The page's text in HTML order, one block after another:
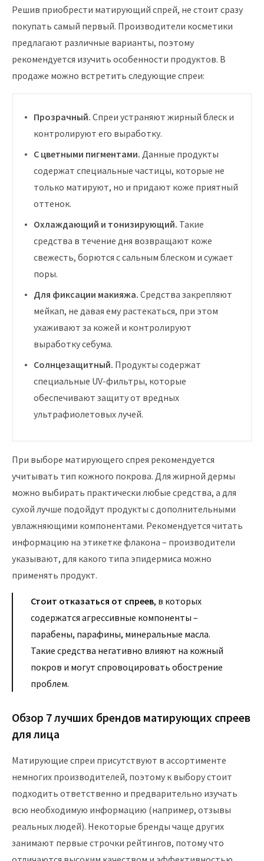
Решив приобрести матирующий спрей, не стоит сразу
покупать самый первый. Производители косметики
предлагают различные варианты, поэтому
рекомендуется изучить особенности продуктов. В
продаже можно встретить следующие спреи:
Прозрачный. Спреи устраняют жирный блеск и
контролируют его выработку.
С цветными пигментами. Данные продукты
содержат специальные частицы, которые не
только матируют, но и придают коже приятный
оттенок.
Охлаждающий и тонизирующий. Такие
средства в течение дня возвращают коже
свежесть, борются с сальным блеском и сужает
поры.
Для фиксации макияжа. Средства закрепляют
мейкап, не давая ему растекаться, при этом
ухаживают за кожей и контролируют
выработку себума.
Солнцезащитный. Продукты содержат
специальные UV-фильтры, которые
обеспечивают защиту от вредных
ультрафиолетовых лучей.
При выборе матирующего спрея рекомендуется
учитывать тип кожного покрова. Для жирной дермы
можно выбирать практически любые средства, а для
сухой лучше подойдут продукты с дополнительными
увлажняющими компонентами. Рекомендуется читать
информацию на этикетке флакона – производители
указывают, для какого типа эпидермиса можно
применять продукт.
Стоит отказаться от спреев, в которых
содержатся агрессивные компоненты –
парабены, парафины, минеральные масла.
Такие средства негативно влияют на кожный
покров и могут спровоцировать обострение
проблем.
Обзор 7 лучших брендов матирующих спреев
для лица
Матирующие спреи присутствуют в ассортименте
немногих производителей, поэтому к выбору стоит
подходить ответственно и предварительно изучать
всю необходимую информацию (например, отзывы
реальных людей). Некоторые бренды чаще других
занимают первые строчки рейтингов, потому что